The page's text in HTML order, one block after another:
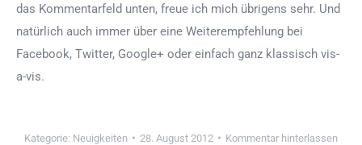
das Kommentarfeld unten, freue ich mich übrigens sehr. Und
natürlich auch immer über eine Weiterempfehlung bei
Facebook, Twitter, Google+ oder einfach ganz klassisch vis-
a-vis.
Kategorie: Neuigkeiten 28. August 2012 Kommentar hinterlassen